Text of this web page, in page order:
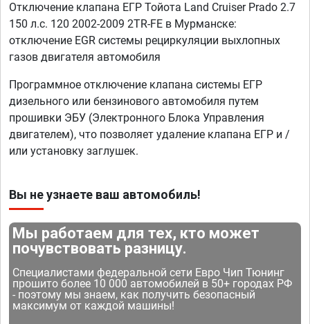
Отключение клапана ЕГР Тойота Land Cruiser Prado 2.7
150 л.с. 120 2002-2009 2TR-FE в Мурманске:
отключение EGR системы рециркуляции выхлопных
газов двигателя автомобиля
Программное отключение клапана системы ЕГР
дизельного или бензинового автомобиля путем
прошивки ЭБУ (Электронного Блока Управления
двигателем), что позволяет удаление клапана ЕГР и /
или установку заглушек.
Вы не узнаете ваш автомобиль!
Мы работаем для тех, кто может
почувствовать разницу.
Специалистами федеральной сети Евро Чип Тюнинг
прошито более 10 000 автомобилей в 50+ городах РФ
- поэтому мы знаем, как получить безопасный
максимум от каждой машины!